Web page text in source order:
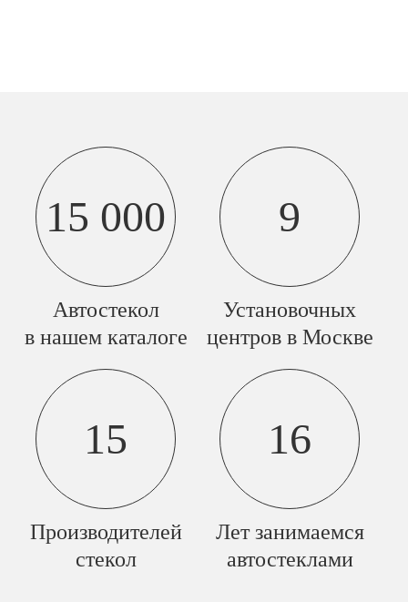
15 000
Автостекол
в нашем каталоге
9
Установочных
центров в Москве
15
Производителей
стекол
16
Лет занимаемся
автостеклами